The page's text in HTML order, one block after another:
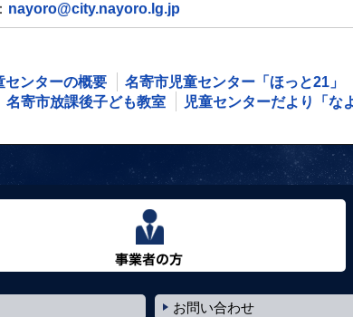
nayoro@city.nayoro.lg.jp
センターの概要 名寄市児童センター「ほっと21」
名寄市放課後子ども教室 児童センターだより「な
お問い合わせ